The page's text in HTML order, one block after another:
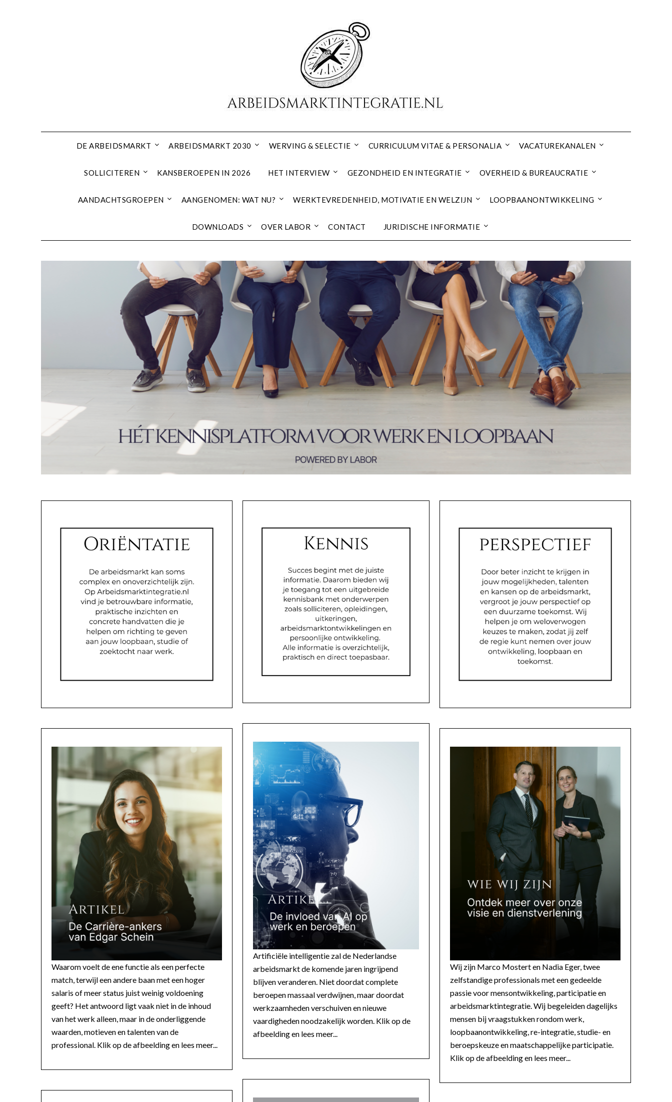
DE ARBEIDSMARKT ARBEIDSMARKT 2030 WERVING & SELECTIE CURRICULUM VITAE & PERSONALIA VACATUREKANALEN
SOLLICITEREN KANSBEROEPEN IN 2026 HET INTERVIEW GEZONDHEID EN INTEGRATIE OVERHEID & BUREAUCRATIE
AANDACHTSGROEPEN AANGENOMEN: WAT NU? WERKTEVREDENHEID, MOTIVATIE EN WELZIJN LOOPBAANONTWIKKELING
DOWNLOADS OVER LABOR CONTACT JURIDISCHE INFORMATIE
Waarom voelt de ene functie als een perfecte
match, terwijl een andere baan met een hoger
salaris of meer status juist weinig voldoening
geeft? Het antwoord ligt vaak niet in de inhoud
van het werk alleen, maar in de onderliggende
waarden, motieven en talenten van de
professional. Klik op de afbeelding en lees meer...
Artificiële intelligentie zal de Nederlandse
arbeidsmarkt de komende jaren ingrijpend
blijven veranderen. Niet doordat complete
beroepen massaal verdwijnen, maar doordat
werkzaamheden verschuiven en nieuwe
vaardigheden noodzakelijk worden. Klik op de
afbeelding en lees meer...
Wij zijn Marco Mostert en Nadia Eger, twee
zelfstandige professionals met een gedeelde
passie voor mensontwikkeling, participatie en
arbeidsmarktintegratie. Wij begeleiden dagelijks
mensen bij vraagstukken rondom werk,
loopbaanontwikkeling, re-integratie, studie- en
beroepskeuze en maatschappelijke participatie.
Klik op de afbeelding en lees meer...